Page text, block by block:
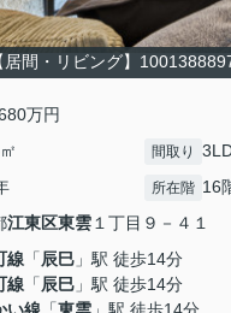
居間・リビング】
万円
間取り
所在階 16
江東区東雲 １丁目９－４１
線 「辰巳 」駅 徒歩14分
線 「辰巳 」駅 徒歩14分